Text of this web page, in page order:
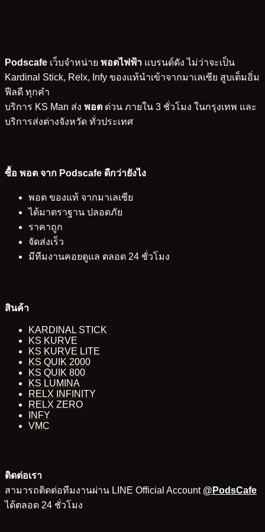
Podscafe เว็บจำหน่าย พอตไฟฟ้า แบรนด์ดัง ไม่ว่าจะเป็น
Kardinal Stick, Relx, Infy ของแท้นำเข้าจากมาเลเซีย สูบเต็มอิ่ม
ฟีลดี ทุกคำ
บริการ KS Man ส่ง พอต ด่วน ภายใน 3 ชั่วโมง ในกรุงเทพ และ
บริการส่งต่างจังหวัด ทั่วประเทศ
ซื้อ พอต จาก Podscafe ดีกว่ายังไง
พอต ของแท้ จากมาเลเซีย
ได้มาตราฐาน ปลอดภัย
ราคาถูก
จัดส่งเร็ว
มีทีมงานคอยดูแล ตลอด 24 ชั่วโมง
สินค้า
KARDINAL STICK
KS KURVE
KS KURVE LITE
KS QUIK 2000
KS QUIK 800
KS LUMINA
RELX INFINITY
RELX ZERO
INFY
VMC
ติดต่อเรา
สามารถติดต่อทีมงานผ่าน LINE Official Account @PodsCafe
ได้ตลอด 24 ชั่วโมง